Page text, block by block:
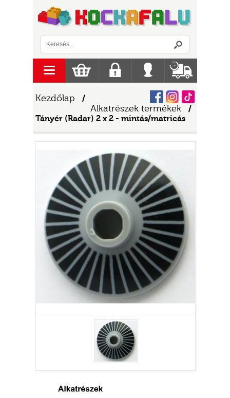
Kezdőlap /
Alkatrészek termékek
/
Tányér (Radar) 2 x 2 - mintás/matricás